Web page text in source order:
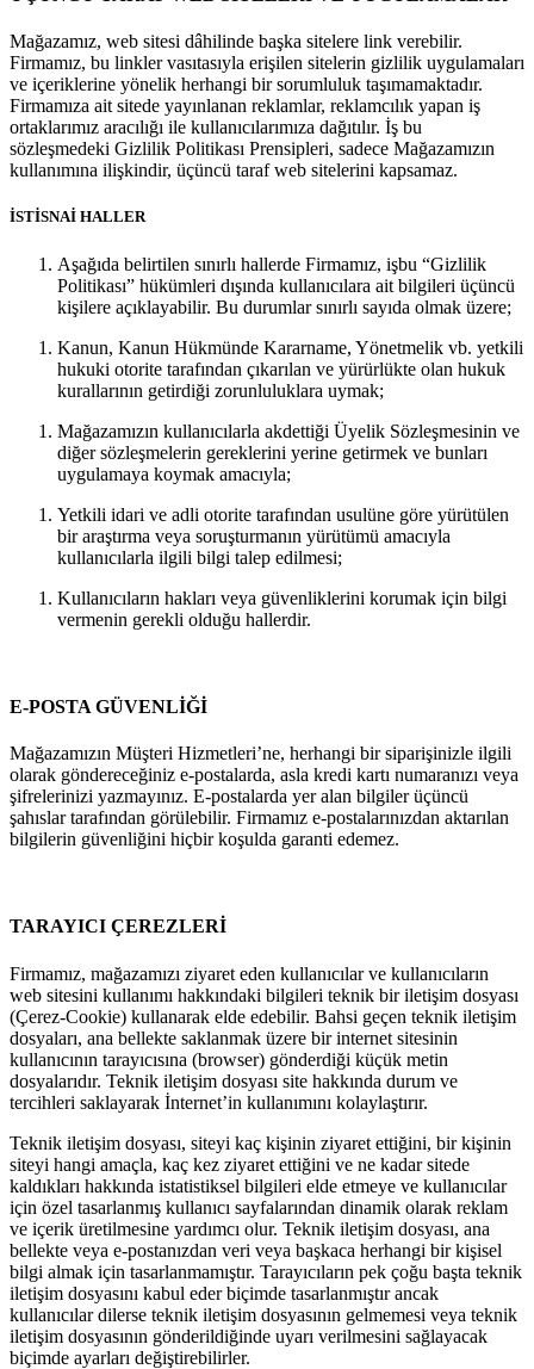
Mağazamız, web sitesi dâhilinde başka sitelere link verebilir.
Firmamız, bu linkler vasıtasıyla erişilen sitelerin gizlilik uygulamaları
ve içeriklerine yönelik herhangi bir sorumluluk taşımamaktadır.
Firmamıza ait sitede yayınlanan reklamlar, reklamcılık yapan iş
ortaklarımız aracılığı ile kullanıcılarımıza dağıtılır. İş bu
sözleşmedeki Gizlilik Politikası Prensipleri, sadece Mağazamızın
kullanımına ilişkindir, üçüncü taraf web sitelerini kapsamaz.
İSTİSNAİ HALLER
Aşağıda belirtilen sınırlı hallerde Firmamız, işbu “Gizlilik
Politikası” hükümleri dışında kullanıcılara ait bilgileri üçüncü
kişilere açıklayabilir. Bu durumlar sınırlı sayıda olmak üzere;
Kanun, Kanun Hükmünde Kararname, Yönetmelik vb. yetkili
hukuki otorite tarafından çıkarılan ve yürürlükte olan hukuk
kurallarının getirdiği zorunluluklara uymak;
Mağazamızın kullanıcılarla akdettiği Üyelik Sözleşmesinin ve
diğer sözleşmelerin gereklerini yerine getirmek ve bunları
uygulamaya koymak amacıyla;
Yetkili idari ve adli otorite tarafından usulüne göre yürütülen
bir araştırma veya soruşturmanın yürütümü amacıyla
kullanıcılarla ilgili bilgi talep edilmesi;
Kullanıcıların hakları veya güvenliklerini korumak için bilgi
vermenin gerekli olduğu hallerdir.
E-POSTA GÜVENLİĞİ
Mağazamızın Müşteri Hizmetleri’ne, herhangi bir siparişinizle ilgili
olarak göndereceğiniz e-postalarda, asla kredi kartı numaranızı veya
şifrelerinizi yazmayınız. E-postalarda yer alan bilgiler üçüncü
şahıslar tarafından görülebilir. Firmamız e-postalarınızdan aktarılan
bilgilerin güvenliğini hiçbir koşulda garanti edemez.
TARAYICI ÇEREZLERİ
Firmamız, mağazamızı ziyaret eden kullanıcılar ve kullanıcıların
web sitesini kullanımı hakkındaki bilgileri teknik bir iletişim dosyası
(Çerez-Cookie) kullanarak elde edebilir. Bahsi geçen teknik iletişim
dosyaları, ana bellekte saklanmak üzere bir internet sitesinin
kullanıcının tarayıcısına (browser) gönderdiği küçük metin
dosyalarıdır. Teknik iletişim dosyası site hakkında durum ve
tercihleri saklayarak İnternet’in kullanımını kolaylaştırır.
Teknik iletişim dosyası, siteyi kaç kişinin ziyaret ettiğini, bir kişinin
siteyi hangi amaçla, kaç kez ziyaret ettiğini ve ne kadar sitede
kaldıkları hakkında istatistiksel bilgileri elde etmeye ve kullanıcılar
için özel tasarlanmış kullanıcı sayfalarından dinamik olarak reklam
ve içerik üretilmesine yardımcı olur. Teknik iletişim dosyası, ana
bellekte veya e-postanızdan veri veya başkaca herhangi bir kişisel
bilgi almak için tasarlanmamıştır. Tarayıcıların pek çoğu başta teknik
iletişim dosyasını kabul eder biçimde tasarlanmıştır ancak
kullanıcılar dilerse teknik iletişim dosyasının gelmemesi veya teknik
iletişim dosyasının gönderildiğinde uyarı verilmesini sağlayacak
biçimde ayarları değiştirebilirler.